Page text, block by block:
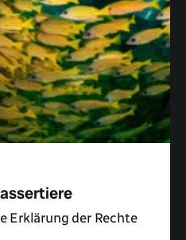
Erklärung der Rechte